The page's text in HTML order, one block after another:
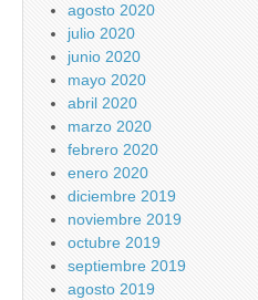
agosto 2020
julio 2020
junio 2020
mayo 2020
abril 2020
marzo 2020
febrero 2020
enero 2020
diciembre 2019
noviembre 2019
octubre 2019
septiembre 2019
agosto 2019